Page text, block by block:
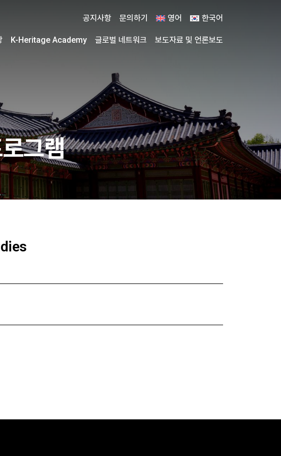
공지사항 문의하기 영어 한국어
K-Heritage Academy 글로벌 네트워크 보도자료 및 언론보도
그램